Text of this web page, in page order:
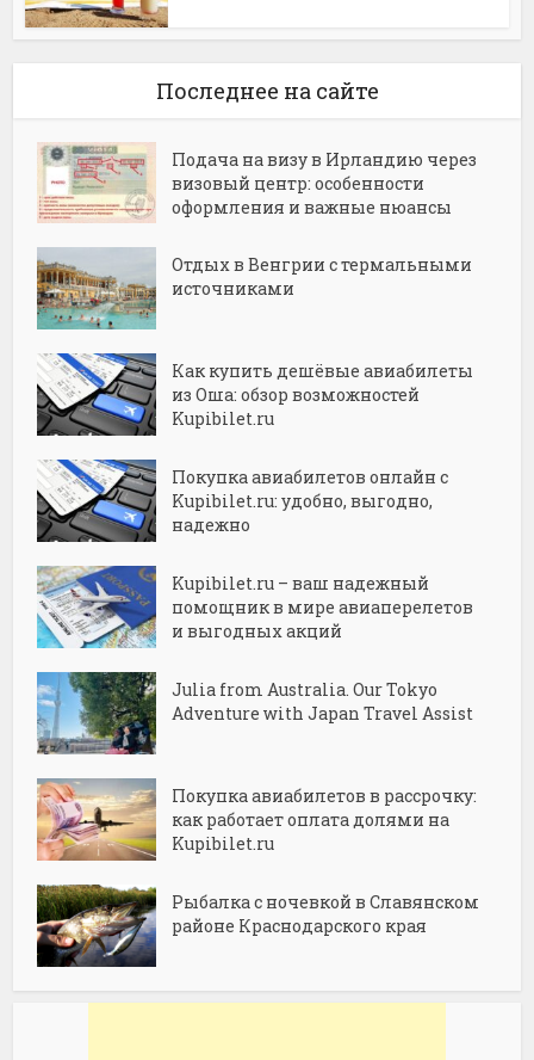
Последнее на сайте
Подача на визу в Ирландию через
визовый центр: особенности
оформления и важные нюансы
Отдых в Венгрии с термальными
источниками
Как купить дешёвые авиабилеты
из Оша: обзор возможностей
Kupibilet.ru
Покупка авиабилетов онлайн с
Kupibilet.ru: удобно, выгодно,
надежно
Kupibilet.ru – ваш надежный
помощник в мире авиаперелетов
и выгодных акций
Julia from Australia. Our Tokyo
Adventure with Japan Travel Assist
Покупка авиабилетов в рассрочку:
как работает оплата долями на
Kupibilet.ru
Рыбалка с ночевкой в Славянском
районе Краснодарского края